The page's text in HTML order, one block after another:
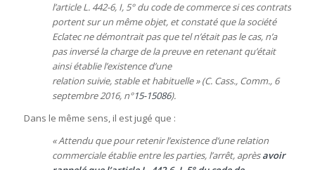
l’article L. 442-6, I, 5° du code de commerce si ces contrats
portent sur un même objet, et constaté que la société
Eclatec ne démontrait pas que tel n’était pas le cas, n’a
pas inversé la charge de la preuve en retenant qu’était
ainsi établie l’existence d’une
relation suivie, stable et habituelle » (C. Cass., Comm., 6
septembre 2016, n°15-15086).
Dans le même sens, il est jugé que :
« Attendu que pour retenir l’existence d’une relation
commerciale établie entre les parties, l’arrêt, aprèsavoir